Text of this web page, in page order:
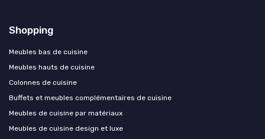
Shopping
Meubles bas de cuisine
Meubles hauts de cuisine
Colonnes de cuisine
Buffets et meubles complémentaires de cuisine
Meubles de cuisine par matériaux
Meubles de cuisine design et luxe